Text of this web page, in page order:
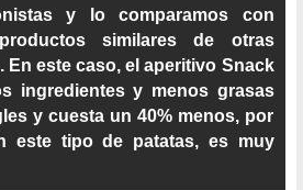
y lo comparamos con
similares de otras
En este caso, el aperitivo Snack
ingredientes y menos grasas
y cuesta un 40% menos, por
este tipo de patatas, es muy